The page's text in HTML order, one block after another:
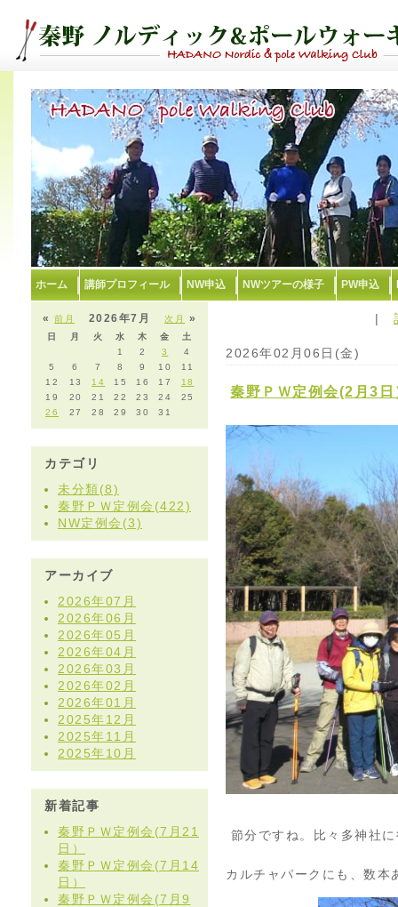
ホーム 講師プロフィール NW申込 NWツアーの様子 PW申込
«前月 次月 »
2026年7月
日 月 火 水 木 金
土
1
2 3
4
5
6 7 8 9 10
11
12
13 14 15 16 17
18
19
20 21 22 23 24
25
26
27 28 29 30 31
カテゴリ
未分類(8)
秦野ＰＷ定例会(422)
NW定例会(3)
アーカイブ
2026年07月
2026年06月
2026年05月
2026年04月
2026年03月
2026年02月
2026年01月
2025年12月
2025年11月
2025年10月
新着記事
秦野ＰＷ定例会(7月21
日）
秦野ＰＷ定例会(7月14
日）
秦野ＰＷ定例会(7月9
|
2026年02月06日(金)
秦野ＰＷ定例会(2月3日
節分ですね。比々多神社
カルチャパークにも、数本